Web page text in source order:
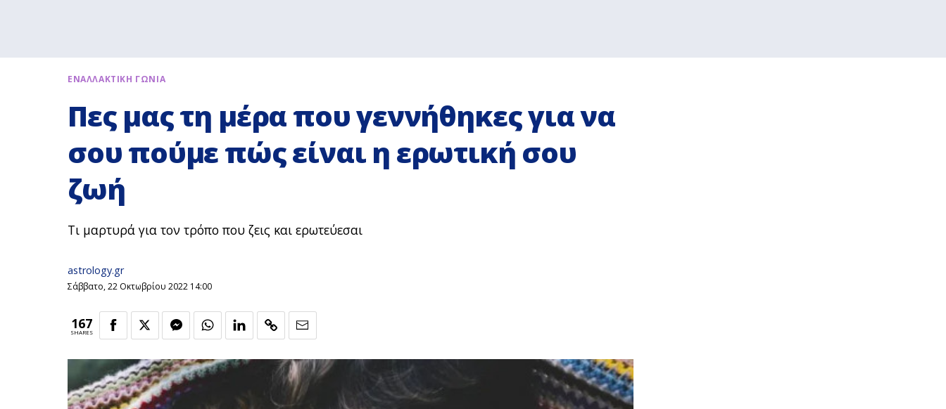
ΕΝΑΛΛΑΚΤΙΚΗ ΓΩΝΙΑ
Πες μας τη μέρα που γεννήθηκες για να
σου πούμε πώς είναι η ερωτική σου
ζωή
Τι μαρτυρά για τον τρόπο που ζεις και ερωτεύεσαι
astrology.gr
Σάββατο, 22 Οκτωβρίου 2022 14:00
167
SHARES